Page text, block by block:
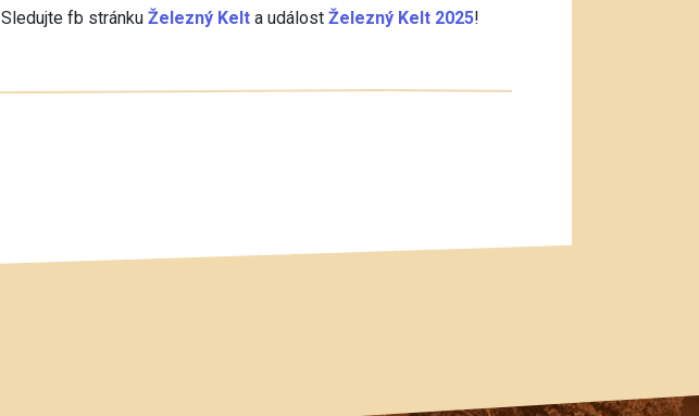
Sledujte fb stránku Železný Kelt a událost Železný Kelt 2025!